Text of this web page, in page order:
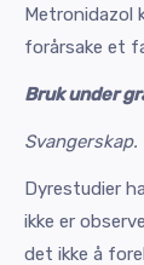
Metronidazol
forårsake et
Bruk under
Svangerskap.
Dyrestudier
ikke er
det ikke å